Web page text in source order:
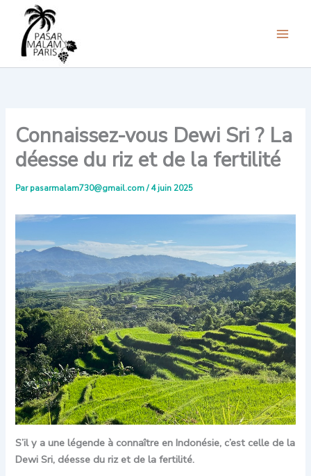
contenu
Connaissez-vous Dewi Sri ? La
déesse du riz et de la fertilité
Parpasarmalam730@gmail.com/4 juin 2025
S’il y a une légende à connaître en Indonésie, c’est celle de la
Dewi Sri, déesse du riz et de la fertilité.